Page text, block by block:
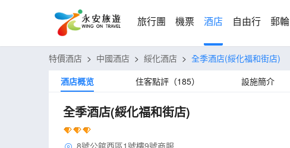
旅行團 機票 酒店 自由行 郵輪
特價酒店 > 中國酒店 > 綏化酒店 > 全季酒店(綏化福和街店)
酒店概览
住客點評（185） 設施簡介
全季酒店(綏化福和街店)
8號公館西區1號樓9號商服